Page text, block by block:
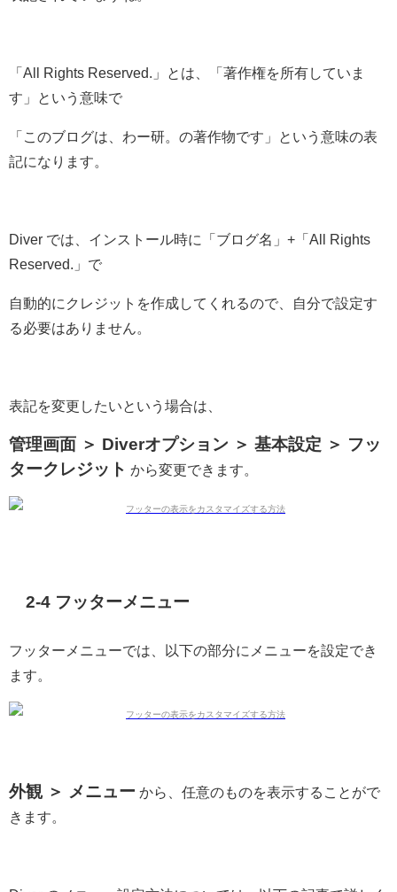
「All Rights Reserved.」とは、「著作権を所有していま
す」という意味で
「このブログは、わー研。の著作物です」という意味の表
記になります。
Diver では、インストール時に「ブログ名」+「All Rights
Reserved.」で
自動的にクレジットを作成してくれるので、自分で設定す
る必要はありません。
表記を変更したいという場合は、
管理画面 ＞ Diverオプション ＞ 基本設定 ＞ フッ
タークレジット から変更できます。
2-4 フッターメニュー
フッターメニューでは、以下の部分にメニューを設定でき
ます。
外観 ＞ メニュー から、任意のものを表示することがで
きます。